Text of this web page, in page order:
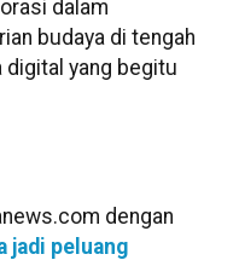
dalam
budaya di tengah
digital yang begitu
dengan
jadi peluang